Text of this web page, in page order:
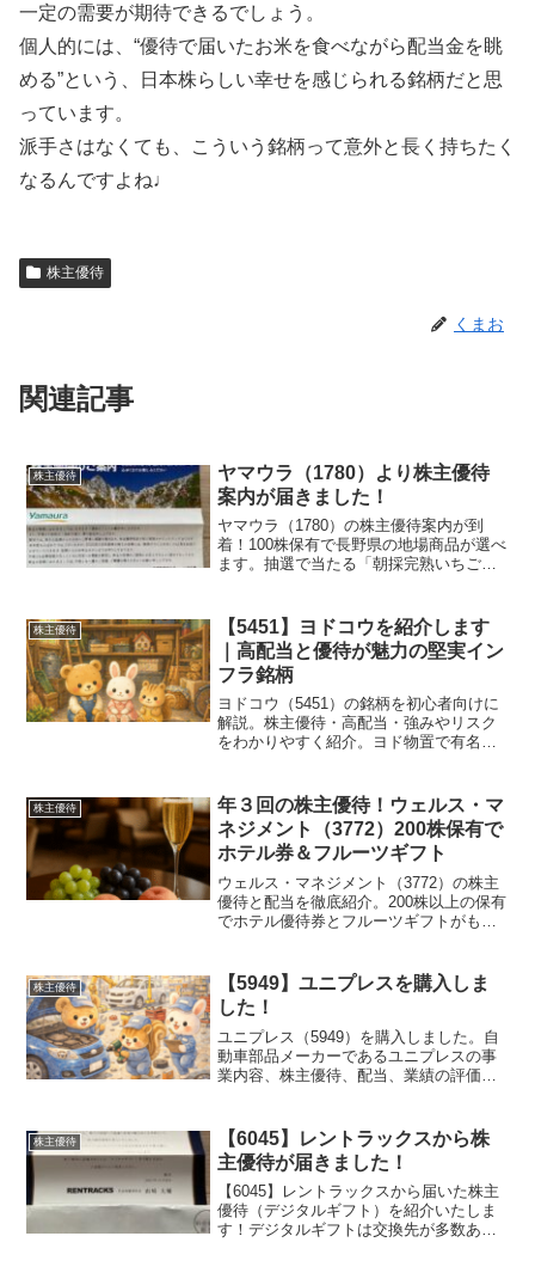
一定の需要が期待できるでしょう。
個人的には、“優待で届いたお米を食べながら配当金を眺
める”という、日本株らしい幸せを感じられる銘柄だと思
っています。
派手さはなくても、こういう銘柄って意外と長く持ちたく
なるんですよね♩
株主優待
くまお
関連記事
株主優待
ヤマウラ（1780）より株主優待
案内が届きました！
ヤマウラ（1780）の株主優待案内が到
着！100株保有で長野県の地場商品が選べ
ます。抽選で当たる「朝採完熟いちご」
株主優待
【5451】ヨドコウを紹介します
｜高配当と優待が魅力の堅実イン
フラ銘柄
ヨドコウ（5451）の銘柄を初心者向けに
解説。株主優待・高配当・強みやリスク
をわかりやすく紹介。ヨド物置で有名な
株主優待
年３回の株主優待！ウェルス・マ
ネジメント（3772）200株保有で
ホテル券＆フルーツギフト
ウェルス・マネジメント（3772）の株主
優待と配当を徹底紹介。200株以上の保有
でホテル優待券とフルーツギフトがもら
株主優待
【5949】ユニプレスを購入しま
した！
ユニプレス（5949）を購入しました。自
動車部品メーカーであるユニプレスの事
業内容、株主優待、配当、業績の評価ポ
株主優待
【6045】レントラックスから株
主優待が届きました！
【6045】レントラックスから届いた株主
優待（デジタルギフト）を紹介いたしま
す！デジタルギフトは交換先が多数あ